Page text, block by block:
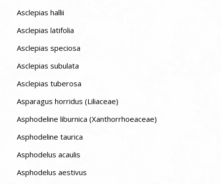
Asclepias hallii
Asclepias latifolia
Asclepias speciosa
Asclepias subulata
Asclepias tuberosa
Asparagus horridus (Liliaceae)
Asphodeline liburnica (Xanthorrhoeaceae)
Asphodeline taurica
Asphodelus acaulis
Asphodelus aestivus